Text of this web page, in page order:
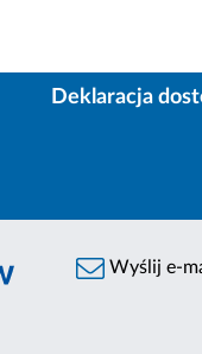
Deklaracja
Wyślij e-